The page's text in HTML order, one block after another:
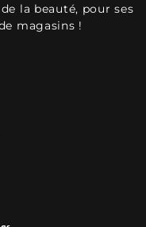
la beauté, pour ses
magasins !